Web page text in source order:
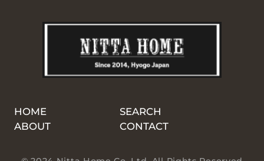
HOME
SEARCH
ABOUT
CONTACT